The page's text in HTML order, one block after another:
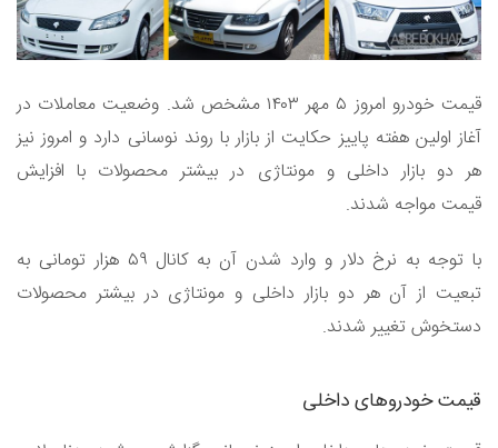
قیمت خودرو امروز ۵ مهر ۱۴۰۳ مشخص شد. وضعیت معاملات در
آغاز اولین هفته پاییز حکایت از بازار با روند نوسانی دارد و امروز نیز
هر دو بازار داخلی و مونتاژی در بیشتر محصولات با افزایش
قیمت مواجه شدند.
با توجه به نرخ دلار و وارد شدن آن به کانال ۵۹ هزار تومانی به
تبعیت از آن هر دو بازار داخلی و مونتاژی در بیشتر محصولات
دستخوش تغییر شدند.
قیمت خودرو‌های داخلی